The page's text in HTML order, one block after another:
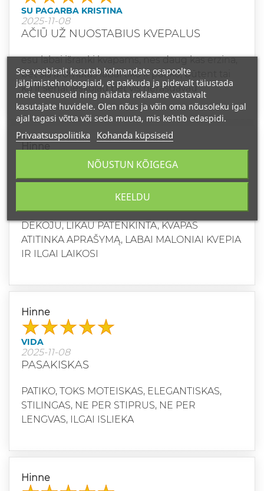
SU PAGARBA KRISTINA
2025-11-08
AČIŪ UŽ NUOSTABIUS KVEPALUS
esu labai išranki kvapams, nes daug kas erzina,
bet šis aromatas labai tiko ir patiko, būtent tai
ko ir senai ieškojau bet vis nerasdavau
INGA
MALONUS AROMATAS
DĖKOJU, LIKAU PATENKINTA, KVAPAS
ATITINKA APRAŠYMĄ, LABAI MALONIAI KVEPIA
IR ILGAI LAIKOSI
Hinne
VIDA
2025-11-08
PASAKISKAS
PATIKO, TOKS MOTEISKAS, ELEGANTISKAS,
STILINGAS, NE PER STIPRUS, NE PER
LENGVAS, ILGAI ISLIEKA
Hinne
See veebisait kasutab kolmandate osapoolte
jälgimistehnoloogiaid, et pakkuda ja pidevalt täiustada
meie teenuseid ning näidata reklaame vastavalt
kasutajate huvidele. Olen nõus ja võin oma nõusoleku igal
ajal tagasi võtta või seda muuta, mis kehtib edaspidi.
Privaatsuspoliitika Kohanda küpsiseid
KEELDU
NÕUSTUN KÕIGEGA